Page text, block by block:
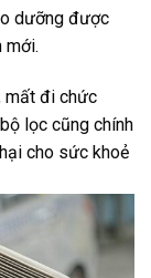
dưỡng được
mới.
mất đi chức
lọc cũng chính
cho sức khoẻ